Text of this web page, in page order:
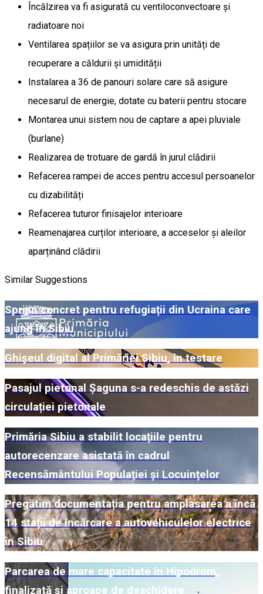
Încălzirea va fi asigurată cu ventiloconvectoare și
radiatoare noi
Ventilarea spațiilor se va asigura prin unități de
recuperare a căldurii și umidității
Instalarea a 36 de panouri solare care să asigure
necesarul de energie, dotate cu baterii pentru stocare
Montarea unui sistem nou de captare a apei pluviale
(burlane)
Realizarea de trotuare de gardă în jurul clădirii
Refacerea rampei de acces pentru accesul persoanelor
cu dizabilități
Refacerea tuturor finisajelor interioare
Reamenajarea curților interioare, a acceselor și aleilor
aparținând clădirii
Similar Suggestions
Sprijin concret pentru refugiații din Ucraina care
ajung în Sibiu
Ghișeul digital al Primăriei Sibiu, în testare
Pasajul pietonal Șaguna s-a redeschis de astăzi
circulației pietonale
Primăria Sibiu a stabilit locațiile pentru
autorecenzare asistată în cadrul
Recensământului Populației și Locuințelor
Pregătim documentația pentru amplasarea a încă
14 stații de încărcare a autovehiculelor electrice
în Sibiu
Parcarea de mare capacitate în Hipodrom,
finalizată și aproape de deschidere